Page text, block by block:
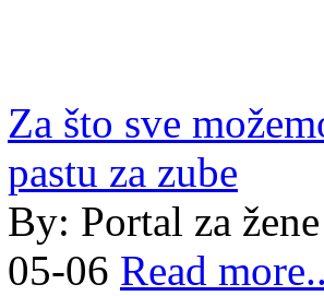
Za što sve
pastu za zube
By: Portal za žene
05-06 Read